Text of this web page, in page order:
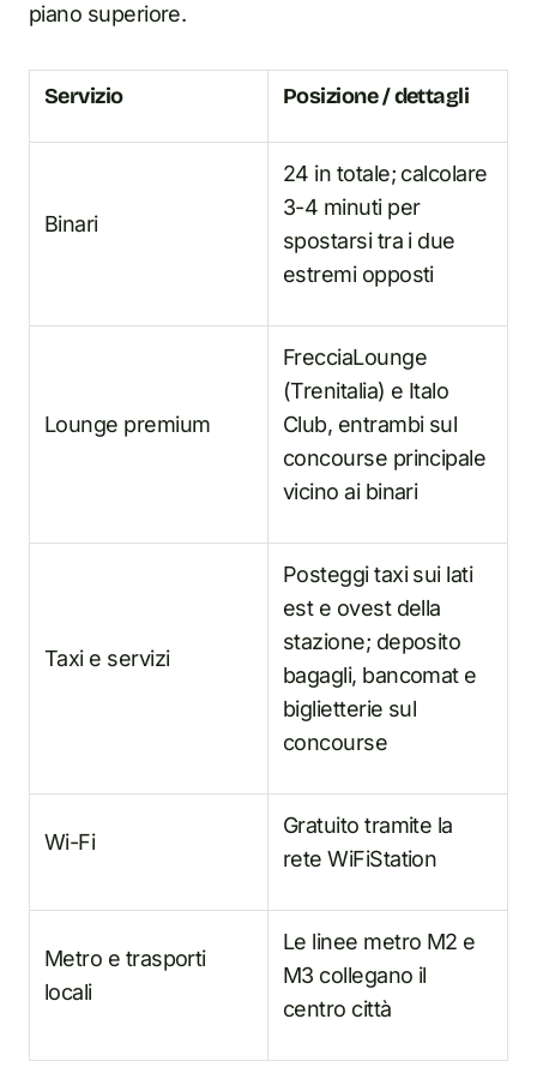
piano superiore.
Servizio Posizione / dettagli
Binari
24 in totale; calcolare
3-4 minuti per
spostarsi tra i due
estremi opposti
Lounge premium
FrecciaLounge
(Trenitalia) e Italo
Club, entrambi sul
concourse principale
vicino ai binari
Taxi e servizi
Posteggi taxi sui lati
est e ovest della
stazione; deposito
bagagli, bancomat e
biglietterie sul
concourse
Wi-Fi
Gratuito tramite la
rete WiFiStation
Metro e trasporti
locali
Le linee metro M2 e
M3 collegano il
centro città